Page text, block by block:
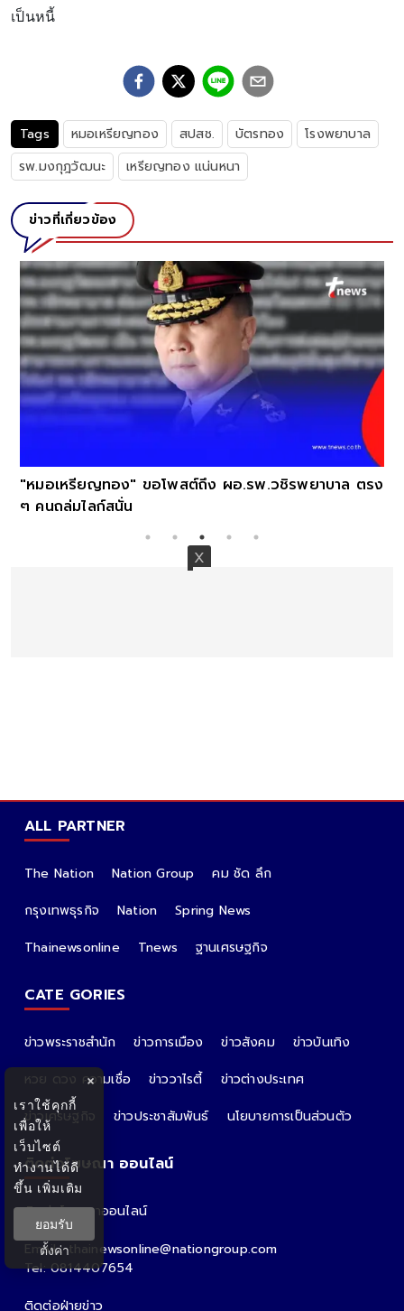
เป็นหนี้
Tags หมอเหรียญทอง สปสช. บัตรทอง
โรงพยาบาล
รพ.มงกุฎวัฒนะ
เหรียญทอง แน่นหนา
ข่าวที่เกี่ยวข้อง
"หมอเหรียญทอง" ขอโพสต์ถึง ผอ.รพ.วชิรพยาบาล ตรง
ๆ คนถล่มไลก์สนั่น
ALL PARTNER
The Nation Nation Group
คม ชัด ลึก
กรุงเทพธุรกิจ
Nation
Spring News
Thainewsonline
Tnews ฐานเศรษฐกิจ
CATE GORIES
ข่าวพระราชสำนัก ข่าวการเมือง ข่าวสังคม
ข่าวบันเทิง
หวย ดวง ความเชื่อ
ข่าววาไรตี้
ข่าวต่างประเทศ
ข่าวเศรษฐกิจ
ข่าวประชาสัมพันธ์ นโยบายการเป็นส่วนตัว
ติดต่อโฆษณา ออนไลน์
ติดต่อโฆษณาออนไลน์
คุณอ้อ
Email : thainewsonline@nationgroup.com
Tel: 0814407654
ติดต่อฝ่ายข่าว
×
เราใช้คุกกี้
เพื่อให้
เว็บไซต์
ทำงานได้ดี
ขึ้น เพิ่มเติม
ยอมรับ
ตั้งค่า